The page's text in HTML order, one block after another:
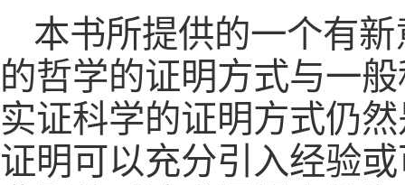
本书所提供的一个有
的哲学的证明方式与一
实证科学的证明方式仍
证明可以充分引入经验